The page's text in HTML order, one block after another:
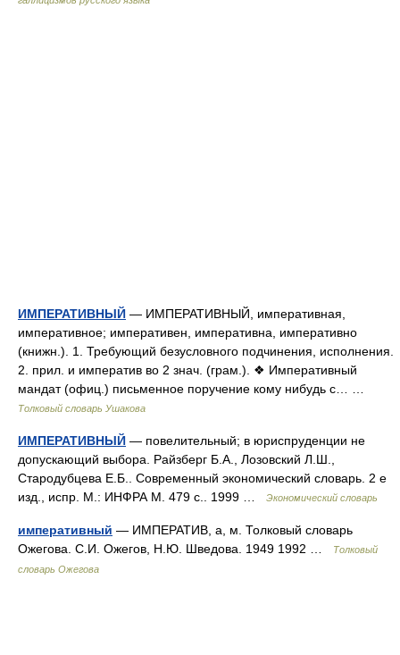
ИМПЕРАТИВНЫЙ — ИМПЕРАТИВНЫЙ, императивная,
императивное; императивен, императивна, императивно
(книжн.). 1. Требующий безусловного подчинения, исполнения.
2. прил. и императив во 2 знач. (грам.). ❖ Императивный
мандат (офиц.) письменное поручение кому нибудь с… …
Толковый словарь Ушакова
ИМПЕРАТИВНЫЙ — повелительный; в юриспруденции не
допускающий выбора. Райзберг Б.А., Лозовский Л.Ш.,
Стародубцева Е.Б.. Современный экономический словарь. 2 е
изд., испр. М.: ИНФРА М. 479 с.. 1999 …
Экономический словарь
императивный — ИМПЕРАТИВ, а, м. Толковый словарь
Ожегова. С.И. Ожегов, Н.Ю. Шведова. 1949 1992 …
Толковый
словарь Ожегова